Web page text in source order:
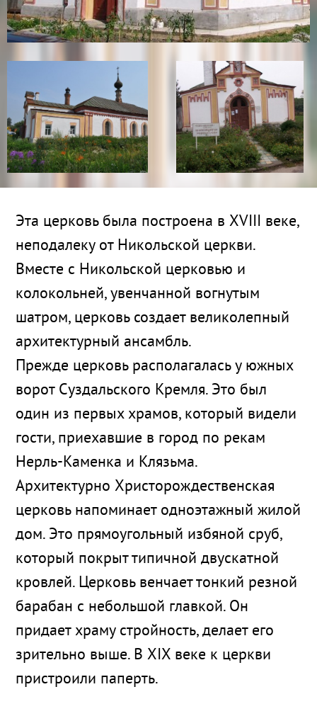
Эта церковь была построена в XVIII веке,
неподалеку от Никольской церкви.
Вместе с Никольской церковью и
колокольней, увенчанной вогнутым
шатром, церковь создает великолепный
архитектурный ансамбль.
Прежде церковь располагалась у южных
ворот Суздальского Кремля. Это был
один из первых храмов, который видели
гости, приехавшие в город по рекам
Нерль-Каменка и Клязьма.
Архитектурно Христорождественская
церковь напоминает одноэтажный жилой
дом. Это прямоугольный избяной сруб,
который покрыт типичной двускатной
кровлей. Церковь венчает тонкий резной
барабан с небольшой главкой. Он
придает храму стройность, делает его
зрительно выше. В XIX веке к церкви
пристроили паперть.